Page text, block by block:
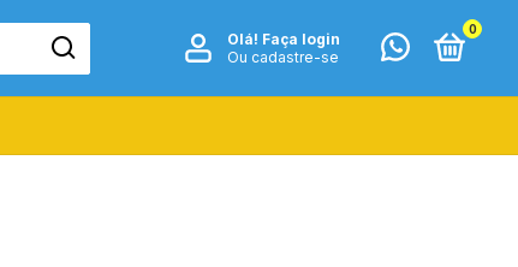
Olá! Faça login
Ou cadastre-se
0